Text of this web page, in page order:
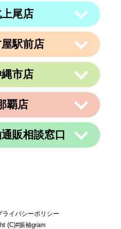
～午後19時
～午後19時
5593
午後6時
尾店
尾市緑丘3-3-11-2 PAPA上尾シ
午後19時
駅前店
古屋市中村区名駅3丁目9番14
ーバンビル6F
市店
3818
覇店
販相談窓口
ライバシーポリシー
(C)#振袖gram